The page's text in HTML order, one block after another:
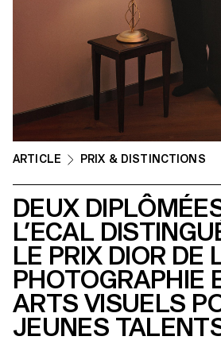
ARTICLE PRIX & DISTINCTIONS
DEUX
L’ECAL
LE PRIX DIOR DE
PHOTOGRAPHIE
ARTS VISUELS
JEUNES